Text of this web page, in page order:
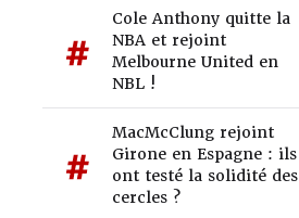
Cole Anthony quitte la
NBA et rejoint
Melbourne United en
NBL !
MacMcClung rejoint
Girone en Espagne : ils
ont testé la solidité des
cercles ?